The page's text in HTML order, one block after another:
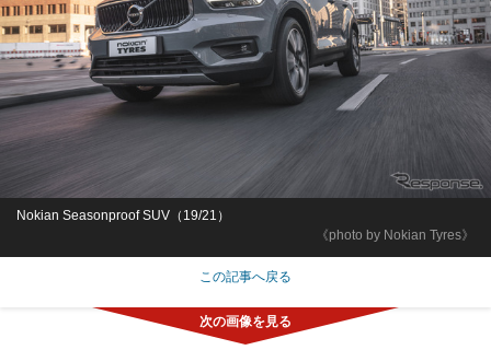
《photo by Nokian Tyres》
Nokian Seasonproof SUV（19/21）
この記事へ戻る